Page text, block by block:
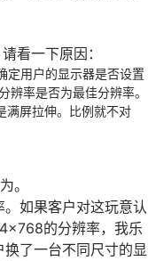
看一下原因：
定用户的显示器是否设置
率是否为最佳分辨率。
满屏拉伸。比例就不对
。
如果客户对这玩意认
的分辨率，我乐
了一台不同尺寸的显